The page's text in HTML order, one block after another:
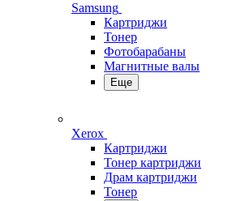
Samsung
Картриджи
Тонер
Фотобарабаны
Магнитные валы
Еще
Xerox
Картриджи
Тонер картриджи
Драм картриджи
Тонер